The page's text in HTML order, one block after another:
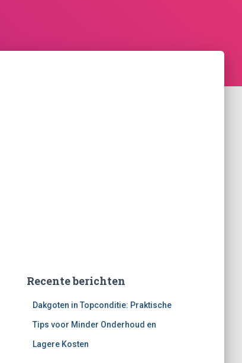
Recente berichten
Dakgoten in Topconditie: Praktische
Tips voor Minder Onderhoud en
Lagere Kosten